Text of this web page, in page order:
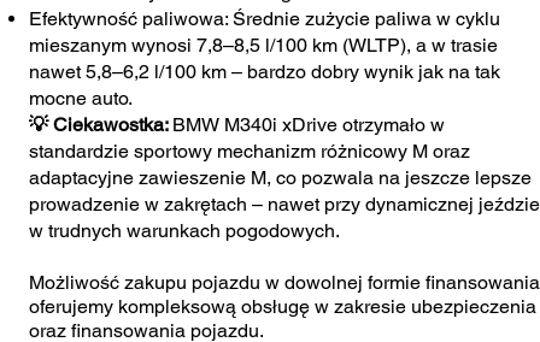
Efektywność paliwowa: Średnie zużycie paliwa w cyklu
mieszanym wynosi 7,8–8,5 l/100 km (WLTP), a w trasie
nawet 5,8–6,2 l/100 km – bardzo dobry wynik jak na tak
mocne auto.
💡 Ciekawostka: BMW M340i xDrive otrzymało w
standardzie sportowy mechanizm różnicowy M oraz
adaptacyjne zawieszenie M, co pozwala na jeszcze lepsze
prowadzenie w zakrętach – nawet przy dynamicznej jeździe
w trudnych warunkach pogodowych.
Możliwość zakupu pojazdu w dowolnej formie
oferujemy kompleksową obsługę w zakresie ubezpieczenia
oraz finansowania pojazdu.